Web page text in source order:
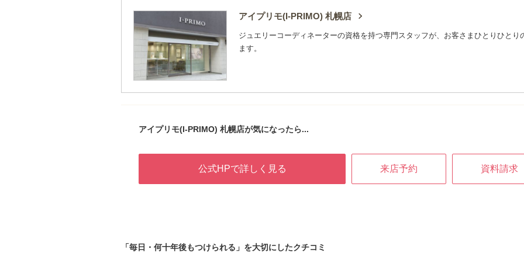
アイプリモ(I-PRIMO) 札幌店
ジュエリーコーディネーターの資格を持つ専門スタッフが、お客さまひとりひとり
ます。
アイプリモ(I-PRIMO) 札幌店が気になったら...
公式HPで詳しく見る 来店予約 資料請求
「毎日・何十年後もつけられる」を大切にしたクチコミ